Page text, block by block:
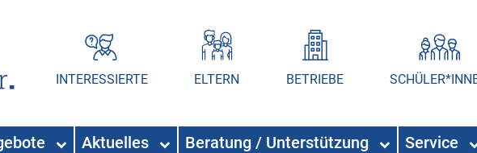
INTERESSIERTE ELTERN BETRIEBE
Aktuelles Beratung / Unterstützung Service